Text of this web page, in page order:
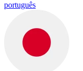
português